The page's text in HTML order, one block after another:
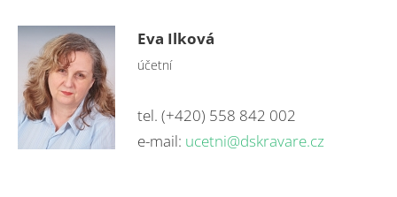
Eva Ilková
účetní
tel. (+420) 558 842 002
e-mail: ucetni@dskravare.cz